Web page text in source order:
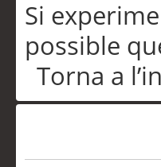
Si
possible
Torna a